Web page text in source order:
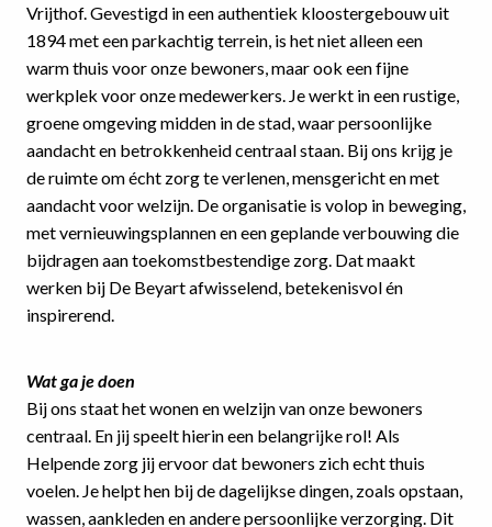
Vrijthof. Gevestigd in een authentiek kloostergebouw uit
1894 met een parkachtig terrein, is het niet alleen een
warm thuis voor onze bewoners, maar ook een fijne
werkplek voor onze medewerkers. Je werkt in een rustige,
groene omgeving midden in de stad, waar persoonlijke
aandacht en betrokkenheid centraal staan. Bij ons krijg je
de ruimte om écht zorg te verlenen, mensgericht en met
aandacht voor welzijn. De organisatie is volop in beweging,
met vernieuwingsplannen en een geplande verbouwing die
bijdragen aan toekomstbestendige zorg. Dat maakt
werken bij De Beyart afwisselend, betekenisvol én
inspirerend.
Wat ga je doen
Bij ons staat het wonen en welzijn van onze bewoners
centraal. En jij speelt hierin een belangrijke rol! Als
Helpende zorg jij ervoor dat bewoners zich echt thuis
voelen. Je helpt hen bij de dagelijkse dingen, zoals opstaan,
wassen, aankleden en andere persoonlijke verzorging. Dit